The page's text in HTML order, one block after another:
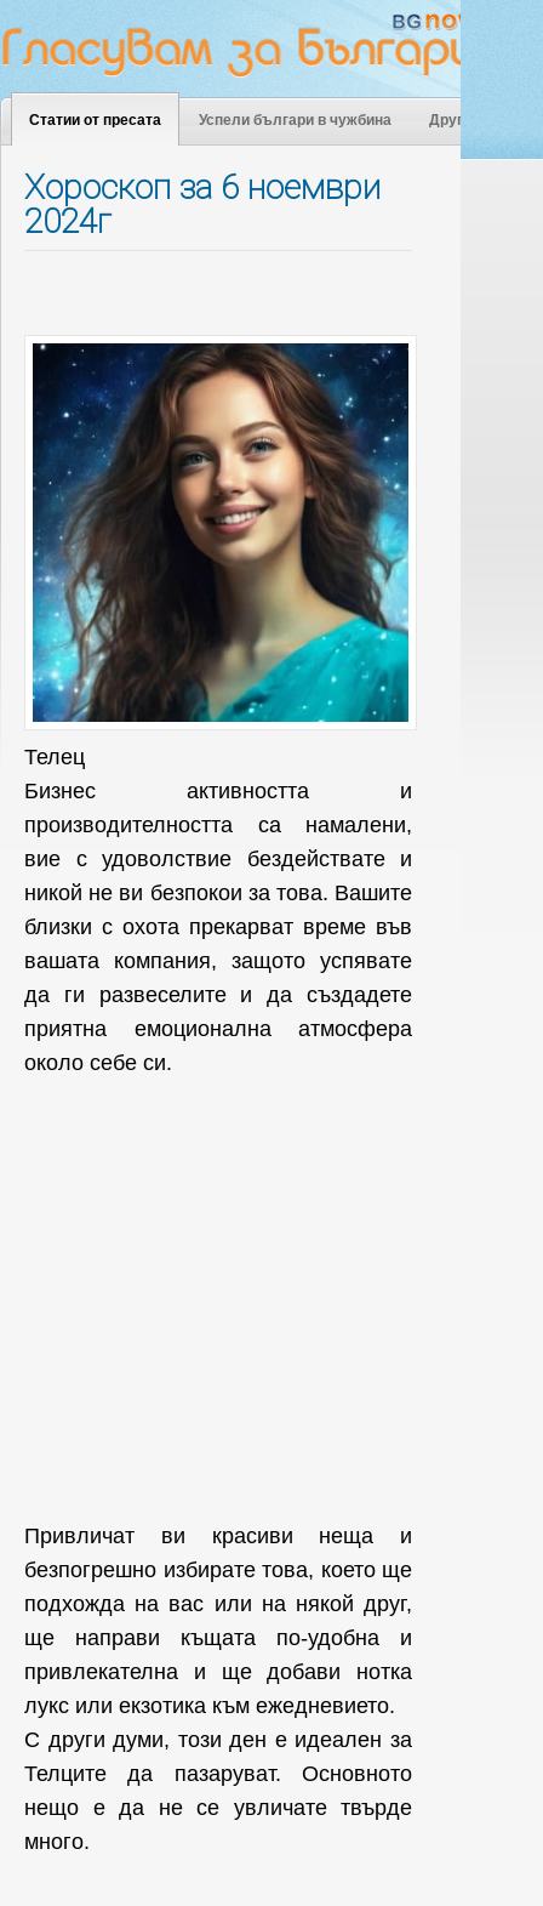
Статии от пресата Успели българи в чужбина Други
Хороскоп за 6 ноември
2024г
Телец
Бизнес активността и
производителността са намалени,
вие с удоволствие бездействате и
никой не ви безпокои за това. Вашите
близки с охота прекарват време във
вашата компания, защото успявате
да ги развеселите и да създадете
приятна емоционална атмосфера
около себе си.
Привличат ви красиви неща и
безпогрешно избирате това, което ще
подхожда на вас или на някой друг,
ще направи къщата по-удобна и
привлекателна и ще добави нотка
лукс или екзотика към ежедневието.
С други думи, този ден е идеален за
Телците да пазаруват. Основното
нещо е да не се увличате твърде
много.